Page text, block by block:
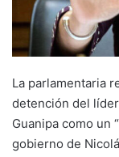
La parlamentaria
detención del
Guanipa como un
gobierno de